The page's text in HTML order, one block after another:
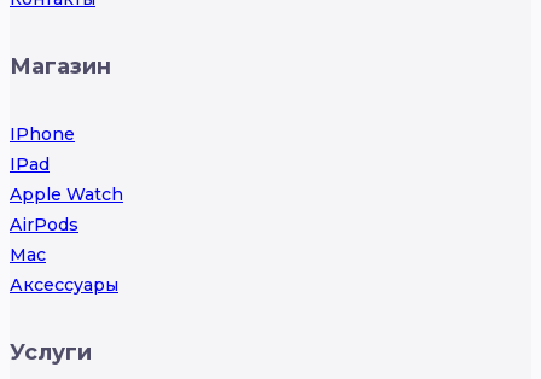
Магазин
IPhone
IPad
Apple Watch
AirPods
Mac
Аксессуары
Услуги